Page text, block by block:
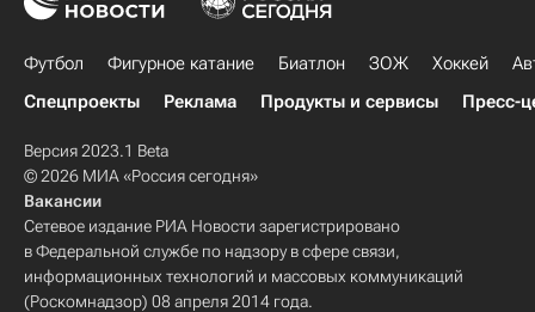
Футбол Фигурное катание Биатлон ЗОЖ Хоккей
Спецпроекты
Реклама Продукты и сервисы Пресс-
Версия 2023.1 Beta
© 2026 МИА «Россия сегодня»
Вакансии
Сетевое издание РИА Новости зарегистрировано
в Федеральной службе по надзору в сфере связи,
информационных технологий и массовых коммуникаций
(Роскомнадзор) 08 апреля 2014 года.